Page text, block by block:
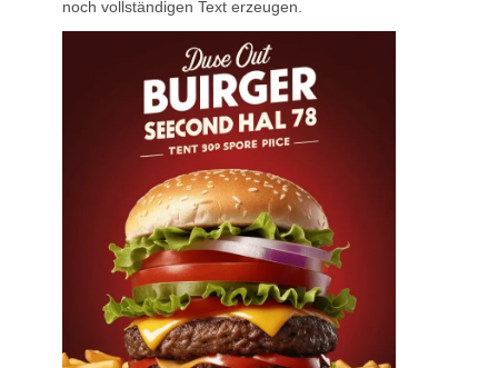
noch vollständigen Text erzeugen.